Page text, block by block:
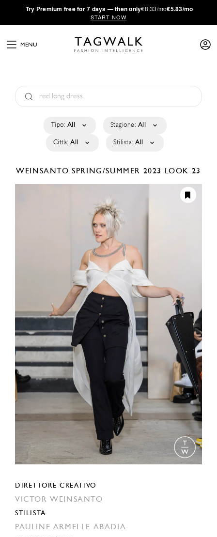
·Try Premium free for 7 days — then only€8.33/mo€5.83/mo
START NOW
MENU
Tipo: All Stagione: All
Città: All Stilista: All
WEINSANTOSPRING/SUMMER 2023 LOOK 23
DIRETTORE CREATIVO
VICTOR WEINSANTO
STILISTA
PAULINE ARMELLE ABADIA